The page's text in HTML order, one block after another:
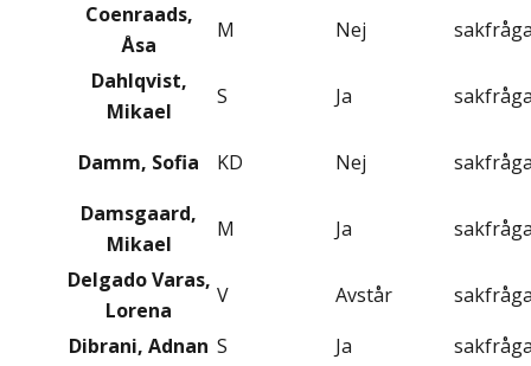
Coenraads,
Åsa
M Nej
Dahlqvist,
Mikael
S Ja
Damm, Sofia KD Nej
Damsgaard,
Mikael
M Ja
Delgado Varas,
Lorena
V Avstår
Dibrani, Adnan S Ja